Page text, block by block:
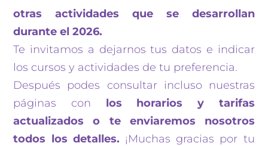
otras actividades que se desarrollan
durante el 2026.
Te invitamos a dejarnos tus datos e indicar
los cursos y actividades de tu preferencia.
Después podes consultar incluso nuestras
páginas con los horarios y tarifas
actualizados o te enviaremos nosotros
todos los detalles. ¡Muchas gracias por tu